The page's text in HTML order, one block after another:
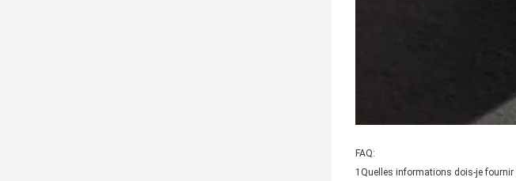
FAQ:
1Quelles informations dois-je fournir